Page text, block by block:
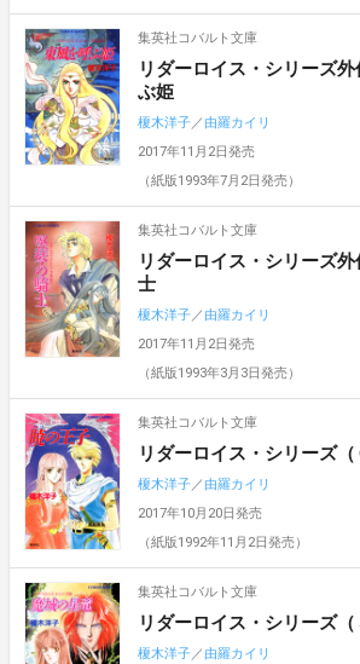
集英社コバルト文庫
リダーロイス・シリーズ
ぶ姫
榎木洋子／由羅カイリ
2017年11月2日発売
（紙版1993年7月2日発売）
集英社コバルト文庫
リダーロイス・シリーズ
士
榎木洋子／由羅カイリ
2017年11月2日発売
（紙版1993年3月3日発売）
集英社コバルト文庫
リダーロイス・シリーズ
榎木洋子／由羅カイリ
2017年10月20日発売
（紙版1992年11月2日発売）
集英社コバルト文庫
リダーロイス・シリーズ
榎木洋子／由羅カイリ